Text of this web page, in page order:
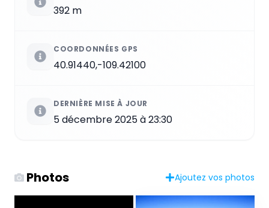
392 m
COORDONNÉES GPS
40.91440,-109.42100
DERNIÈRE MISE À JOUR
5 décembre 2025 à 23:30
Photos Ajoutez vos photos